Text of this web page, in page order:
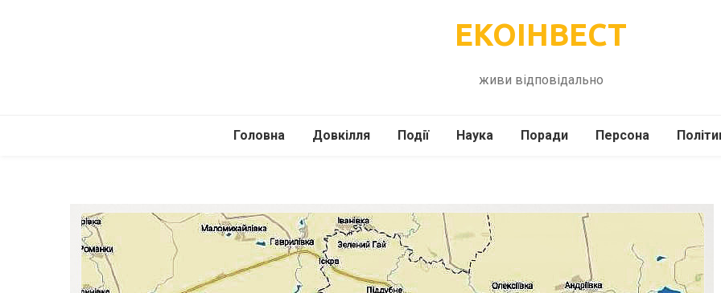
ЕКОІНВЕСТ
живи відповідально
Головна Довкілля
Подорожі
Події
Інше
Наука
Психологія
Технології
Поради
Здоров’я
Персона